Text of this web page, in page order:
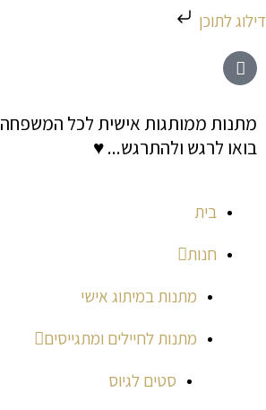
דילוג לתוכן
דילוג
לתוכן
מתנות ממותגות אישית לכל המשפחה
בואו לרגש ולהתרגש... ♥
בית
חנות
מתנות במיתוג אישי
מתנות לחיילים ומתגייסים
סטים לגיוס